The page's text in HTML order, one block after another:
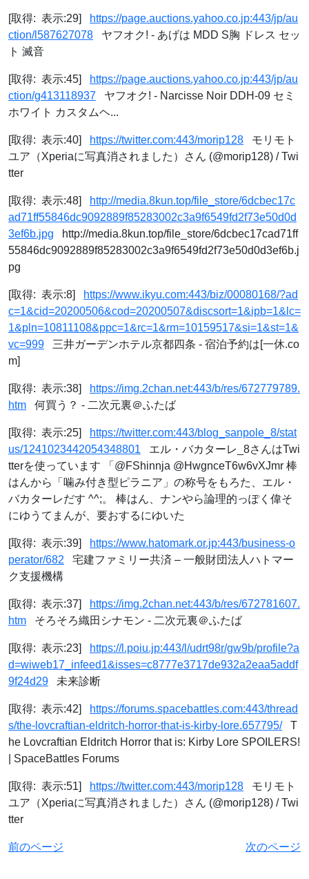
[取得: 表示:29]
https://page.auctions.yahoo.co.jp:443/jp/au
ction/l587627078 ヤフオク! - あげは MDD S胸 ドレス セッ
ト 滅音
[取得: 表示:45]
https://page.auctions.yahoo.co.jp:443/jp/au
ction/g413118937 ヤフオク! - Narcisse Noir DDH-09 セミ
ホワイト カスタムヘ...
[取得: 表示:40] https://twitter.com:443/morip128 モリモト
ユア（Xperiaに写真消されました）さん (@morip128) / Twi
tter
[取得: 表示:48]
http://media.8kun.top/file_store/6dcbec17c
ad71ff55846dc9092889f85283002c3a9f6549fd2f73e50d0d
3ef6b.jpg http://media.8kun.top/file_store/6dcbec17cad71ff
55846dc9092889f85283002c3a9f6549fd2f73e50d0d3ef6b.j
pg
[取得: 表示:8]
https://www.ikyu.com:443/biz/00080168/?ad
c=1&cid=20200506&cod=20200507&discsort=1&ipb=1&lc=
1&pln=10811108&ppc=1&rc=1&rm=10159517&si=1&st=1&
vc=999 三井ガーデンホテル京都四条 - 宿泊予約は[一休.co
m]
[取得: 表示:38]
https://img.2chan.net:443/b/res/672779789.
htm 何買う？ - 二次元裏＠ふたば
[取得: 表示:25]
https://twitter.com:443/blog_sanpole_8/stat
us/1241023442054348801 エル・バカターレ_8さんはTwi
tterを使っています 「@FShinnja @HwgnceT6w6vXJmr 棒
はんから「噛み付き型ピラニア」の称号をもろた、エル・
バカターレだす ^^;。 棒はん、ナンやら論理的っぽく偉そ
にゆうてまんが、要おするにゆいた
[取得: 表示:39]
https://www.hatomark.or.jp:443/business-o
perator/682 宅建ファミリー共済 – 一般財団法人ハトマー
ク支援機構
[取得: 表示:37]
https://img.2chan.net:443/b/res/672781607.
htm そろそろ織田シナモン - 二次元裏＠ふたば
[取得: 表示:23]
https://l.poiu.jp:443/l/udrt98r/gw9b/profile?a
d=wiweb17_infeed1&isses=c8777e3717de932a2eaa5addf
9f24d29 未来診断
[取得: 表示:42]
https://forums.spacebattles.com:443/thread
s/the-lovcraftian-eldritch-horror-that-is-kirby-lore.657795/T
he Lovcraftian Eldritch Horror that is: Kirby Lore SPOILERS!
| SpaceBattles Forums
[取得: 表示:51] https://twitter.com:443/morip128 モリモト
ユア（Xperiaに写真消されました）さん (@morip128) / Twi
tter
前のページ 次のページ